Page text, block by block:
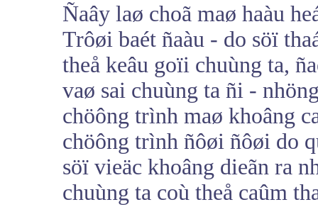
Ñaây laø choã maø haàu
Trôøi baét ñaàu - do söï
theå keâu goïi chuùng ta,
vaø sai chuùng ta ñi -
chöông trình maø khoâng
chöông trình ñôøi ñôøi do
söï vieäc khoâng dieãn ra
chuùng ta coù theå caûm